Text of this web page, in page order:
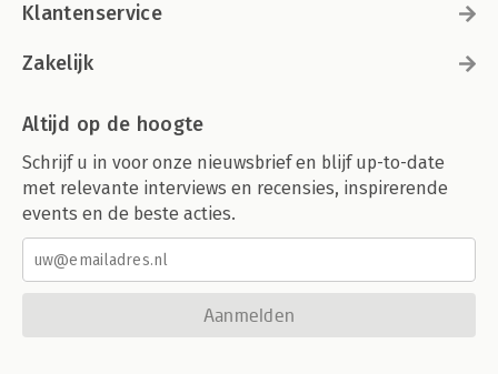
Klantenservice
Zakelijk
Altijd op de hoogte
Schrijf u in voor onze nieuwsbrief en blijf up-to-date
met relevante interviews en recensies, inspirerende
events en de beste acties.
Aanmelden